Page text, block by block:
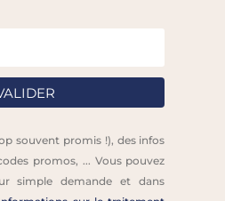
souvent promis !), des infos
promos, ... Vous pouvez
simple demande et dans